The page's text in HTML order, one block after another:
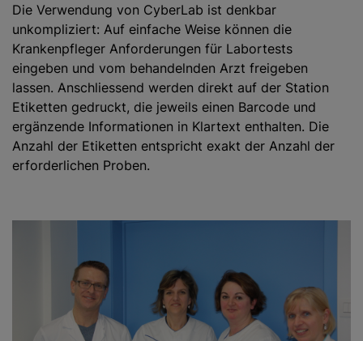
Die Verwendung von CyberLab ist denkbar
unkompliziert: Auf einfache Weise können die
Krankenpfleger Anforderungen für Labortests
eingeben und vom behandelnden Arzt freigeben
lassen. Anschliessend werden direkt auf der Station
Etiketten gedruckt, die jeweils einen Barcode und
ergänzende Informationen in Klartext enthalten. Die
Anzahl der Etiketten entspricht exakt der Anzahl der
erforderlichen Proben.